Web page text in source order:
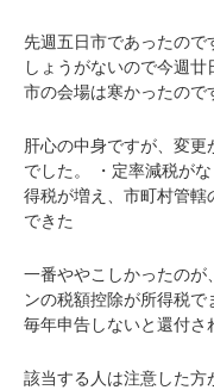
先週五日市であったので
しょうがないので今週廿
市の会場は寒かったので
肝心の中身ですが、変
でした。
・定率減税が
得税が増え、市町村管轄
できた
一番ややこしかったの
ンの税額控除が所得税
毎年申告しないと還付さ
該当する人は注意した方